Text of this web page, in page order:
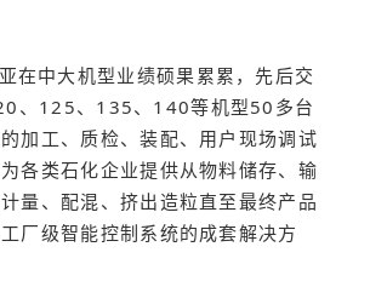
在中大机型业绩硕果累累，先后交
、125、135、140等机型50多台
加工、质检、装配、用户现场调试
各类石化企业提供从物料储存、输
量、配混、挤出造粒直至最终产品
厂级智能控制系统的成套解决方